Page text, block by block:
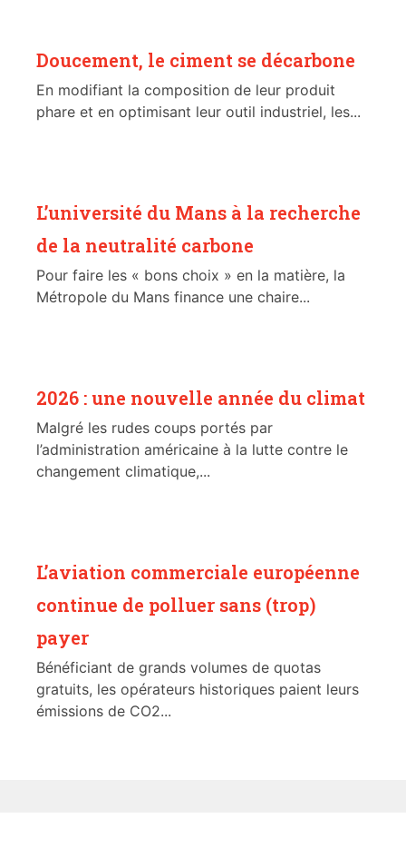
Doucement, le ciment se décarbone
En modifiant la composition de leur produit
phare et en optimisant leur outil industriel, les...
L’université du Mans à la recherche
de la neutralité carbone
Pour faire les « bons choix » en la matière, la
Métropole du Mans finance une chaire...
2026 : une nouvelle année du climat
Malgré les rudes coups portés par
l’administration américaine à la lutte contre le
changement climatique,...
L’aviation commerciale européenne
continue de polluer sans (trop)
payer
Bénéficiant de grands volumes de quotas
gratuits, les opérateurs historiques paient leurs
émissions de CO2...